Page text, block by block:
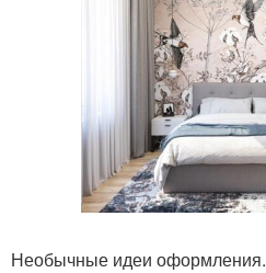
Необычные идеи оформления.